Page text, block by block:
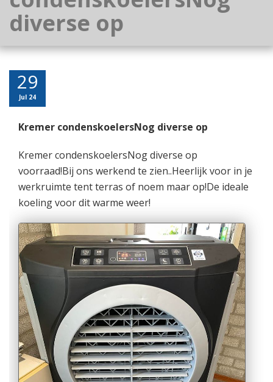
diverse op
29
Jul 24
Kremer condenskoelersNog diverse op
Kremer condenskoelersNog diverse op
voorraad!Bij ons werkend te zien..Heerlijk voor in je
werkruimte tent terras of noem maar op!De ideale
koeling voor dit warme weer!